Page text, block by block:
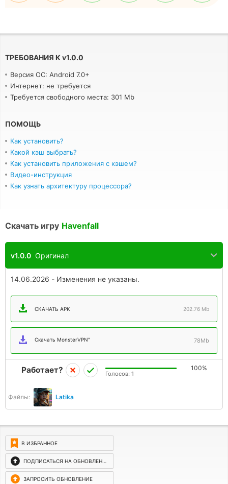
ТРЕБОВАНИЯ К v1.0.0
Версия ОС: Android 7.0+
Интернет: не требуется
Требуется свободного места: 301 Mb
ПОМОЩЬ
Как установить?
Какой кэш выбрать?
Как установить приложения с кэшем?
Видео-инструкция
Как узнать архитектуру процессора?
Скачать игру Havenfall
v1.0.0 Оригинал
14.06.2026 - Изменения не указаны.
СКАЧАТЬ APK 202.76 Mb
Скачать MonsterVPN" 78Mb
Файлы: Latika
Работает? 100%
Голосов: 1
В ИЗБРАННОЕ
ПОДПИСАТЬСЯ НА ОБНОВЛЕНИЯ
ЗАПРОСИТЬ ОБНОВЛЕНИЕ